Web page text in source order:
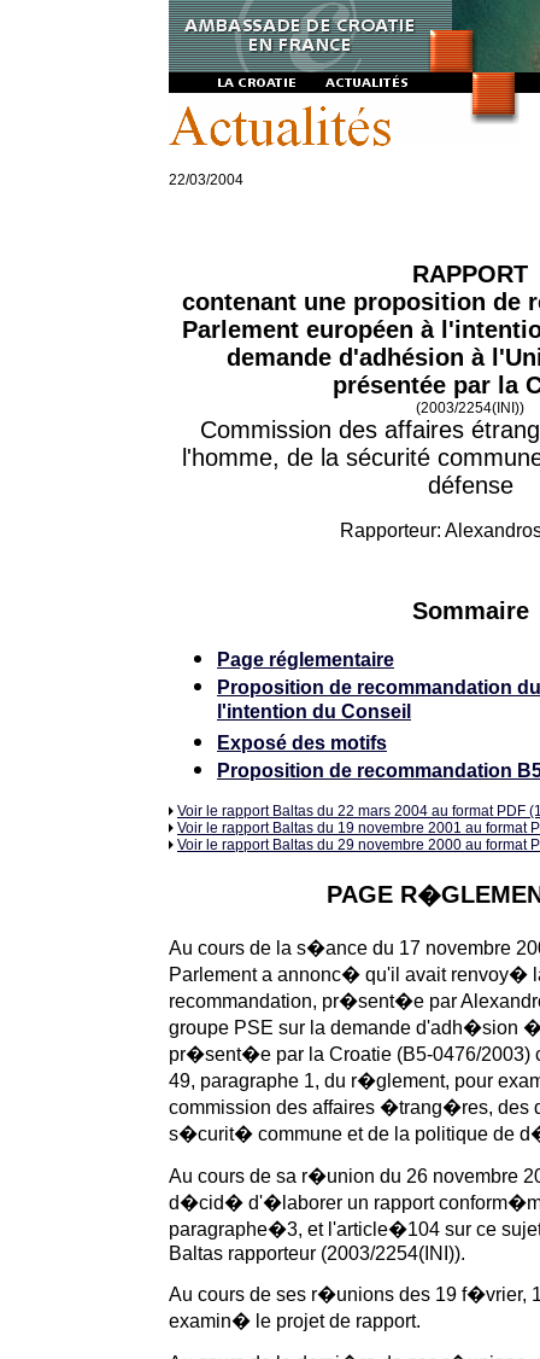
22/03/2004
RAPPORT
contenant une proposition de
Parlement européen à
demande d'adhésion à
présentée par la
(2003/2254(INI))
Commission des affaires
l'homme, de la sécurité
défense
Rapporteur:
Sommaire
Page réglementaire
Proposition de recommandation
l'intention du Conseil
Exposé des motifs
Proposition de recommandation
Voir le rapport Baltas du 22 mars 2004 au format PDF
Voir le rapport Baltas du 19 novembre 2001 au format
Voir le rapport Baltas du 29 novembre 2000 au format
PAGE
Au cours de la s�ance du 17 novembre
Parlement a annonc� qu'il avait renvoy�
recommandation, pr�sent�e par
groupe PSE sur la demande d'adh�sion
pr�sent�e par la Croatie (B5-0476/
49, paragraphe 1, du r�glement, pour
commission des affaires �trang�res, des
s�curit� commune et de la politique de
Au cours de sa r�union du 26 novembre
d�cid� d'�laborer un rapport
paragraphe�3, et l'article�104 sur ce
Baltas rapporteur (2003/2254(INI)).
Au cours de ses r�unions des 19 f�vrier,
examin� le projet de rapport.